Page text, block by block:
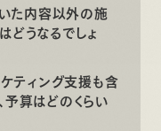
た内容以外の施
どうなるでしょ
ィング支援も含
算はどのくらい